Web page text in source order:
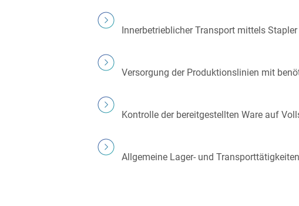
Innerbetrieblicher Transport mittels
Versorgung der Produktionslinien mit
Kontrolle der bereitgestellten Ware auf
Allgemeine Lager- und Transporttätigkeiten